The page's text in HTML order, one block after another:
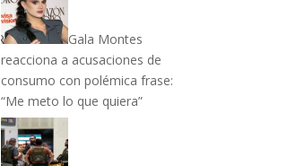
Gala Montes
reacciona a acusaciones de
consumo con polémica frase:
“Me meto lo que quiera”